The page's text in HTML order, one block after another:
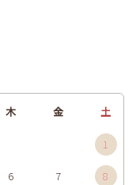
木 金 土
1
6 7 8